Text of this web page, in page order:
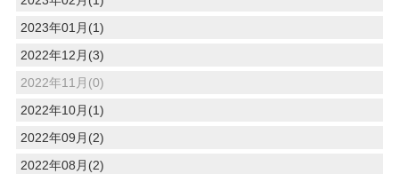
2023年01月(1)
2022年12月(3)
2022年11月(0)
2022年10月(1)
2022年09月(2)
2022年08月(2)